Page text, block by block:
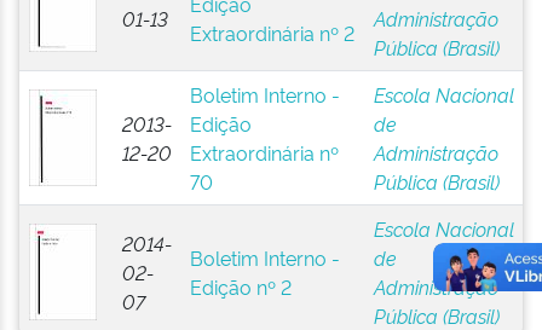
01-13
Extraordinária nº 2
Administração
Pública (Brasil)
2013-
12-20
Boletim Interno -
Edição
Extraordinária nº
70
Escola Nacional
de
Administração
Pública (Brasil)
2014-
02-
07
Boletim Interno -
Edição nº 2
Escola Nacional
de
Administração
Pública (Brasil)